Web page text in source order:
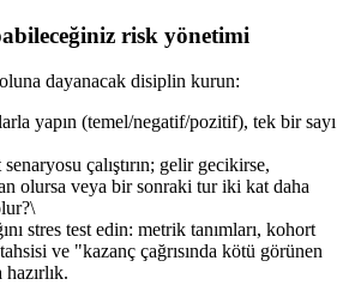
risk yönetimi
dayanacak disiplin kurun:
yapın (temel/negatif/pozitif), tek bir sayı
çalıştırın; gelir gecikirse,
olursa veya bir sonraki tur iki kat daha
stres test edin: metrik tanımları, kohort
ve "kazanç çağrısında kötü görünen